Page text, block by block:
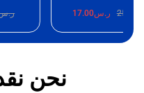
ر.س 17.00 ر.س
نحن